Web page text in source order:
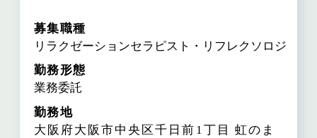
募集職種
リラクゼーションセラピスト・リフレクソロジスト
勤務形態
業務委託
勤務地
大阪府大阪市中央区千日前1丁目 虹のま